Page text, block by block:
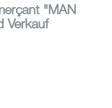
"MAN
Verkauf